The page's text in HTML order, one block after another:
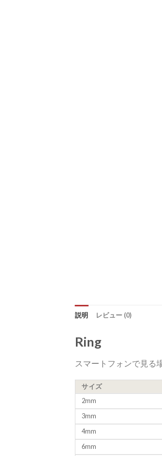
説明 レビュー (0)
Ring
スマートフォンで見る
サイズ
2mm
3mm
4mm
6mm